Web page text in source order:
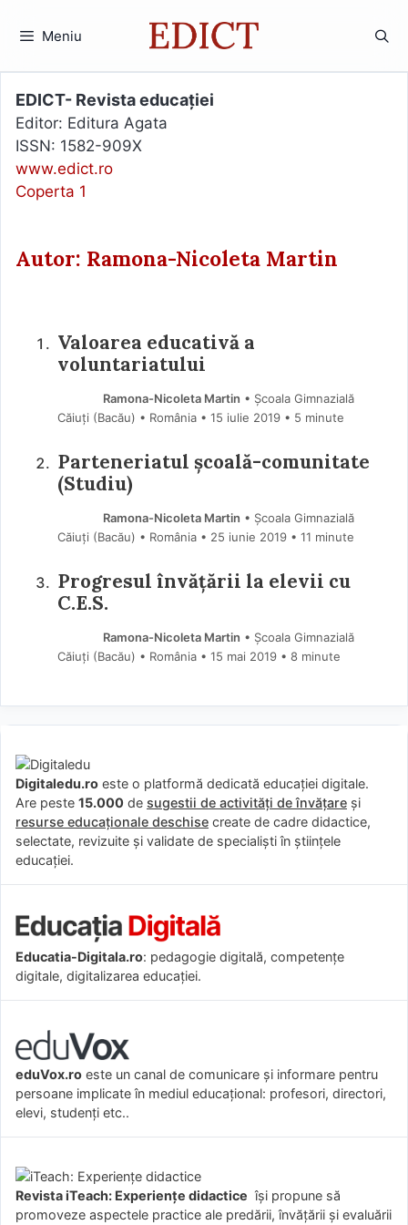
Meniu
EDICT- Revista educației
Editor: Editura Agata
ISSN: 1582-909X
www.edict.ro
Coperta 1
Autor: Ramona-Nicoleta Martin
Valoarea educativă a
voluntariatului
Ramona-Nicoleta Martin • Școala Gimnazială
Căiuți (Bacău) • România
15 iulie 2019 • 5 minute
Parteneriatul școală-comunitate
(Studiu)
Ramona-Nicoleta Martin • Școala Gimnazială
Căiuți (Bacău) • România
25 iunie 2019 • 11 minute
Progresul învățării la elevii cu
C.E.S.
Ramona-Nicoleta Martin • Școala Gimnazială
Căiuți (Bacău) • România
15 mai 2019 • 8 minute
Digitaledu.ro este o platformă dedicată educației digitale.
Are peste 15.000 de sugestii de activități de învățare și
resurse educaționale deschise create de cadre didactice,
selectate, revizuite și validate de specialiști în științele
educației.
Educatia-Digitala.ro: pedagogie digitală, competențe
digitale, digitalizarea educației.
eduVox.ro este un canal de comunicare și informare pentru
persoane implicate în mediul educațional: profesori, directori,
elevi, studenți etc..
Revista iTeach: Experienţe didactice îşi propune să
promoveze aspectele practice ale predării, învăţării şi evaluării